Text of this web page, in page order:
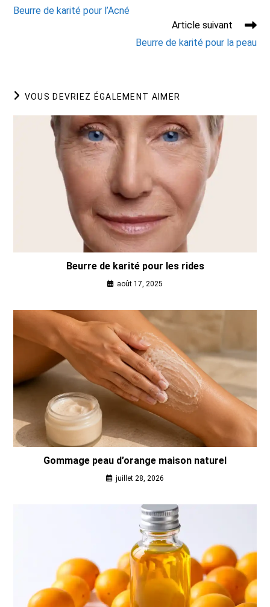
articles
Beurre de karité pour l’Acné
Article suivant
Beurre de karité pour la peau
VOUS DEVRIEZ ÉGALEMENT AIMER
Beurre de karité pour les rides
août 17, 2025
Gommage peau d’orange maison naturel
juillet 28, 2026